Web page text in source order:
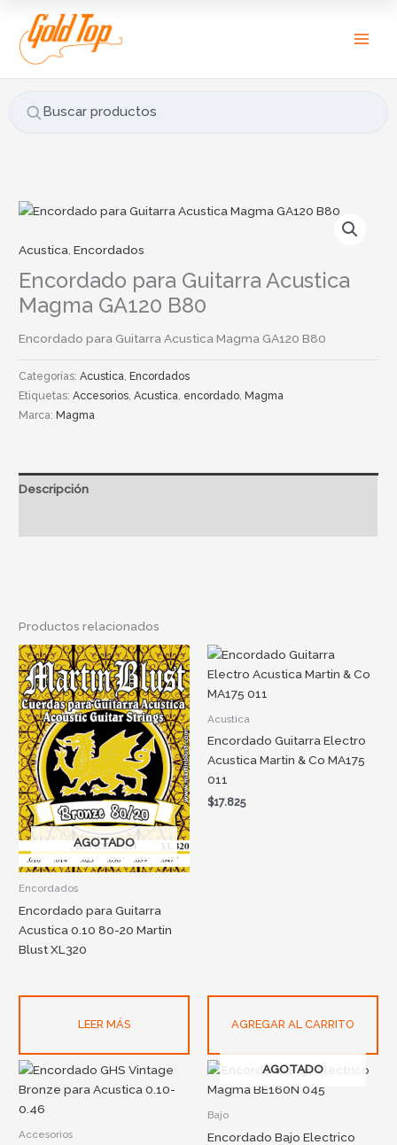
contenido
Buscar productos
u
s
r
Acustica,Encordados
Encordado para Guitarra Acustica
Magma GA120 B80
Encordado para Guitarra Acustica Magma GA120 B80
Categorías:Acustica ,Encordados
Etiquetas:Accesorios ,Acustica encordado ,Magma
Marca:Magma
Descripción
Productos relacionados
AGOTADO
Encordados
Encordado para Guitarra
Acustica 0.10 80-20 Martin
Blust XL320
LEER MÁS
Acustica
Encordado Guitarra Electro
Acustica Martin & Co MA175
011
$17.825
AGREGAR AL CARRITO
Accesorios
AGOTADO
Bajo
Encordado Bajo Electrico